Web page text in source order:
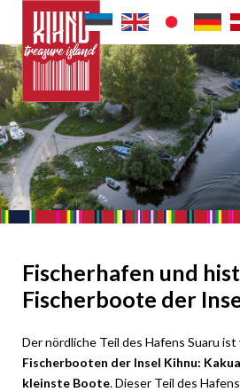
Fischerhafen und
Fischerboote der
Der nördliche Teil des Hafens Suaru ist
Fischerbooten der Insel Kihnu:
kleinste Boote. Dieser Teil des